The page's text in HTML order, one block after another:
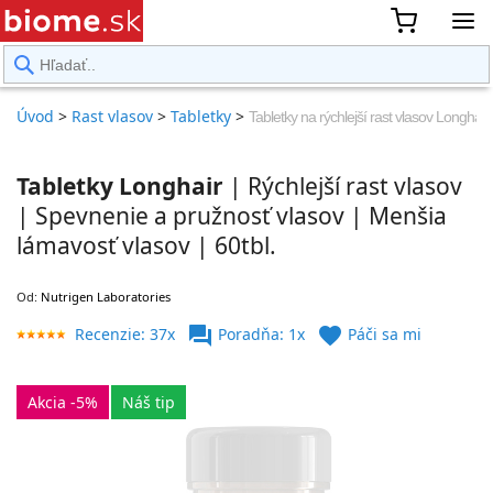
Úvod > Rast vlasov > Tabletky > Tabletky na rýchlejší rast vlasov Longhair
Tabletky Longhair | Rýchlejší rast vlasov
| Spevnenie a pružnosť vlasov | Menšia
lámavosť vlasov | 60tbl.
Od: Nutrigen Laboratories
Recenzie: 37x forum Poradňa: 1x favorite Páči sa mi
Akcia -5% Náš tip